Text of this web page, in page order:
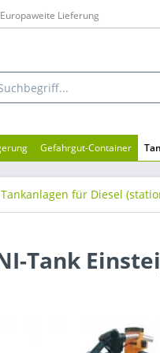
Europaweite Lieferung
Gefahrgut-Container
Tankanlagen für Diesel
Tank